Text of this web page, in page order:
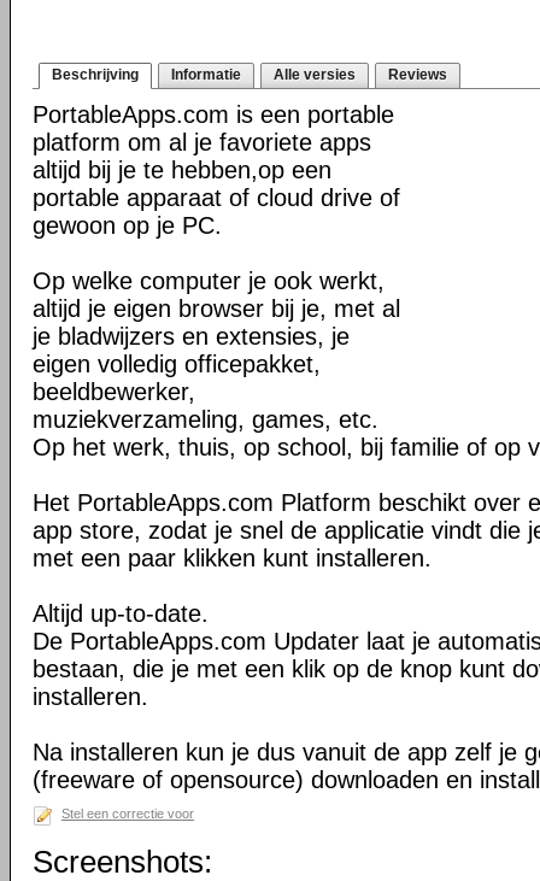
Beschrijving Informatie Alle versies Reviews
PortableApps.com is een portable
platform om al je favoriete apps
altijd bij je te hebben,op een
portable apparaat of cloud drive of
gewoon op je PC.
Op welke computer je ook werkt,
altijd je eigen browser bij je, met al
je bladwijzers en extensies, je
eigen volledig officepakket,
beeldbewerker,
muziekverzameling, games, etc.
Op het werk, thuis, op school, bij familie of op
Het PortableApps.com Platform beschikt over
app store, zodat je snel de applicatie vindt die
met een paar klikken kunt installeren.
Altijd up-to-date.
De PortableApps.com Updater laat je
bestaan, die je met een klik op de knop kunt
installeren.
Na installeren kun je dus vanuit de app zelf je
(freeware of opensource) downloaden en
Stel een correctie voor
Screenshots: